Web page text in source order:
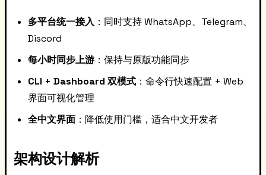
多平台统一接入 ：同时支持 WhatsApp、Telegram、
Discord
每小时同步上游 ：保持与原版功能同步
CLI + Dashboard 双模式 ：命令行快速配置 + Web
界面可视化管理
全中文界面 ：降低使用门槛，适合中文开发者
架构设计解析